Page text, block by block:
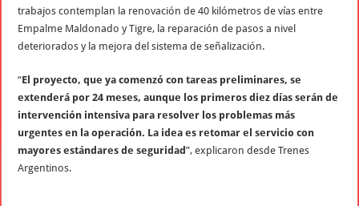
trabajos contemplan la renovación de 40 kilómetros de vías entre
Empalme Maldonado y Tigre, la reparación de pasos a nivel
deteriorados y la mejora del sistema de señalización.
“El proyecto, que ya comenzó con tareas preliminares, se
extenderá por 24 meses, aunque los primeros diez días serán de
intervención intensiva para resolver los problemas más
urgentes en la operación. La idea es retomar el servicio con
mayores estándares de seguridad”, explicaron desde Trenes
Argentinos.